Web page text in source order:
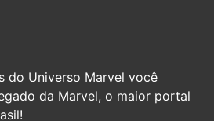
do Universo Marvel você
da Marvel, o maior portal